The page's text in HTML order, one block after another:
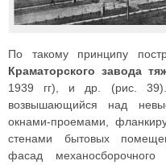
По такому принципу
Краматорского завода
1939 гг), и др. (рис. 39).
возвышающийся над
окнами-проемами,
стенами бытовых
фасад механосборочного